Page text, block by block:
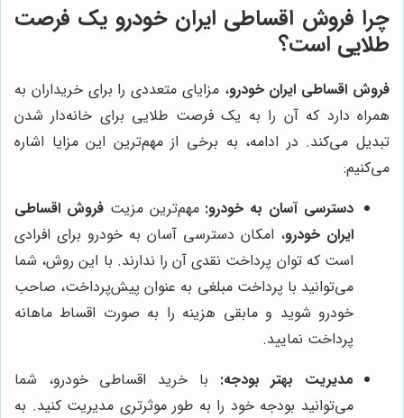
چرا فروش اقساطی ایران خودرو یک فرصت
طلایی است؟
فروش اقساطی ایران خودرو، مزایای متعددی را برای خریداران به
همراه دارد که آن را به یک فرصت طلایی برای خانه‌دار شدن
تبدیل می‌کند. در ادامه، به برخی از مهم‌ترین این مزایا اشاره
می‌کنیم:
دسترسی آسان به خودرو: مهم‌ترین مزیتفروش اقساطی
ایران خودرو، امکان دسترسی آسان به خودرو برای افرادی
است که توان پرداخت نقدی آن را ندارند. با این روش، شما
می‌توانید با پرداخت مبلغی به عنوان پیش‌پرداخت، صاحب
خودرو شوید و مابقی هزینه را به صورت اقساط ماهانه
پرداخت نمایید.
مدیریت بهتر بودجه: با خرید اقساطی خودرو، شما
می‌توانید بودجه خود را به طور موثرتری مدیریت کنید. به